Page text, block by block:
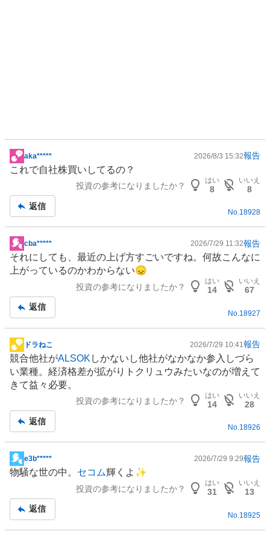
掲
示
事
aka***** 2026/8/3 15:32報告
これで自社株買いしてるの？
投資の参考になりましたか？
はい
8
いいえ
8
返信
No.18928
掲
示
板
cba***** 2026/7/29 11:32報告
それにしても、最近の上げ方すごいですね。何故こんなに
上がっているのかわからない😞
投資の参考になりましたか？
はい
14
いいえ
67
返信
No. 18927
掲
示
板
記
ドラねこ 2026/7/29 10:41 報告
競合他社がALSOK しかないし他社がなかなか参入しづら
い業種。経済格差が拡がりトクリュウみたいなのが増えて
きて益々必要。
投資の参考になりましたか？
はい
14
いいえ
28
返信
No.18926
掲
示
事
e3b***** 2026/7/29 9:29報告
物騒な世の中。 セコム輝くよ✨
投資の参考になりましたか？
はい
31
いいえ
13
返信
No. 18925